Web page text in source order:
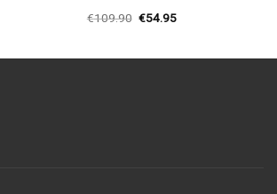
€109.90 O
€109.90.
€54.95O
€54.95.